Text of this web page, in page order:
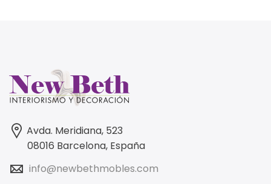
Avda. Meridiana, 523
08016 Barcelona, España
info@newbethmobles.com